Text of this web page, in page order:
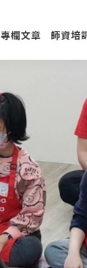
專欄文章 師資培訓